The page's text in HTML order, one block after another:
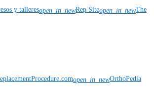
y talleresopen_in_newRep Siteopen_in_newThe
open_in_newOrthoPedia